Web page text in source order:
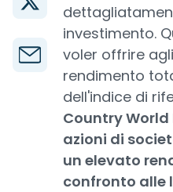
investimento.
voler offrire
rendimento
dell'indice di
Country
azioni di
un elevato
confronto alle